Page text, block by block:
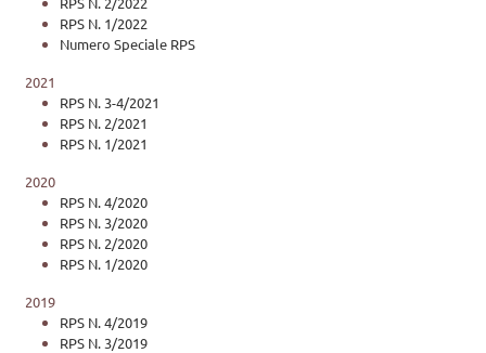
RPS N. 1/2022
Numero Speciale RPS
2021
RPS N. 3-4/2021
RPS N. 2/2021
RPS N. 1/2021
2020
RPS N. 4/2020
RPS N. 3/2020
RPS N. 2/2020
RPS N. 1/2020
2019
RPS N. 4/2019
RPS N. 3/2019